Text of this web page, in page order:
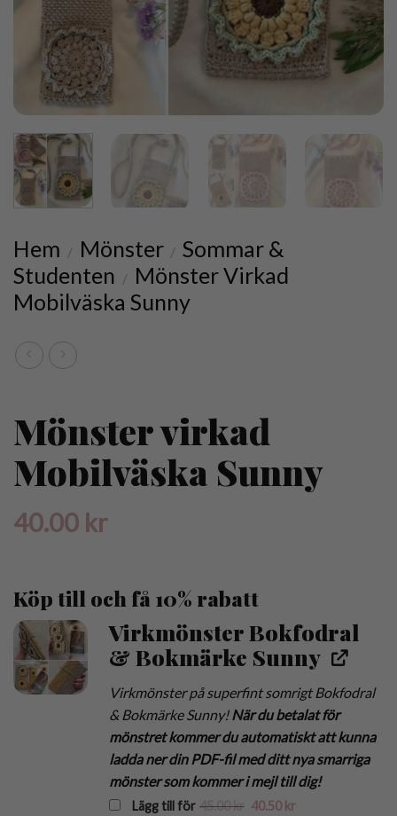
Hem / Mönster / Sommar &
Studenten / Mönster Virkad
Mobilväska Sunny
Mönster virkad
Mobilväska Sunny
40.00 kr
Köp till och få 10% rabatt
Virkmönster Bokfodral
& Bokmärke Sunny
Virkmönster på superfint somrigt Bokfodral
& Bokmärke Sunny! När du betalat för
mönstret kommer du automatiskt att kunna
ladda ner din PDF-fil med ditt nya smarriga
mönster som kommer i mejl till dig!
Lägg till för 45.00kr Det
40.50 kr